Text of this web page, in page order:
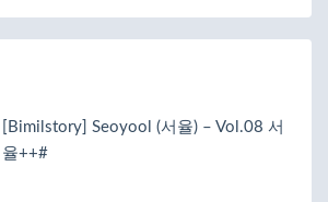
[Bimilstory] Seoyool (서율) – Vol.08 서
율++#